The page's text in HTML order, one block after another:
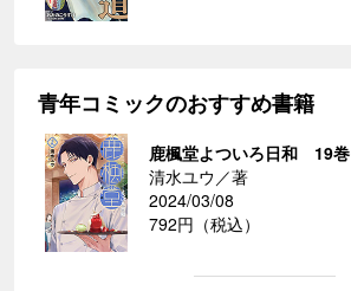
青年コミックのおすすめ書籍
鹿楓堂よついろ日和 19巻
清水ユウ／著
2024/03/08
792円（税込）